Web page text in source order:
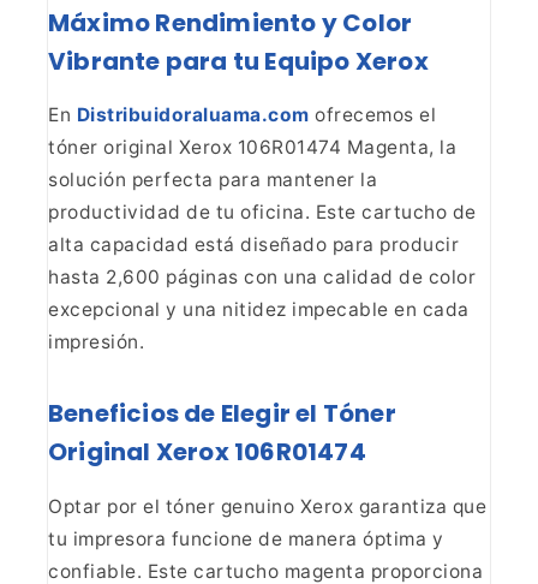
Máximo Rendimiento y Color
Vibrante para tu Equipo Xerox
En Distribuidoraluama.com ofrecemos el
tóner original Xerox 106R01474 Magenta, la
solución perfecta para mantener la
productividad de tu oficina. Este cartucho de
alta capacidad está diseñado para producir
hasta 2,600 páginas con una calidad de color
excepcional y una nitidez impecable en cada
impresión.
Beneficios de Elegir el Tóner
Original Xerox 106R01474
Optar por el tóner genuino Xerox garantiza que
tu impresora funcione de manera óptima y
confiable. Este cartucho magenta proporciona